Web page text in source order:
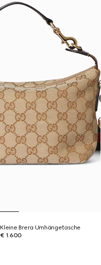
Kleine Brera Umhängetasche
€ 1.600